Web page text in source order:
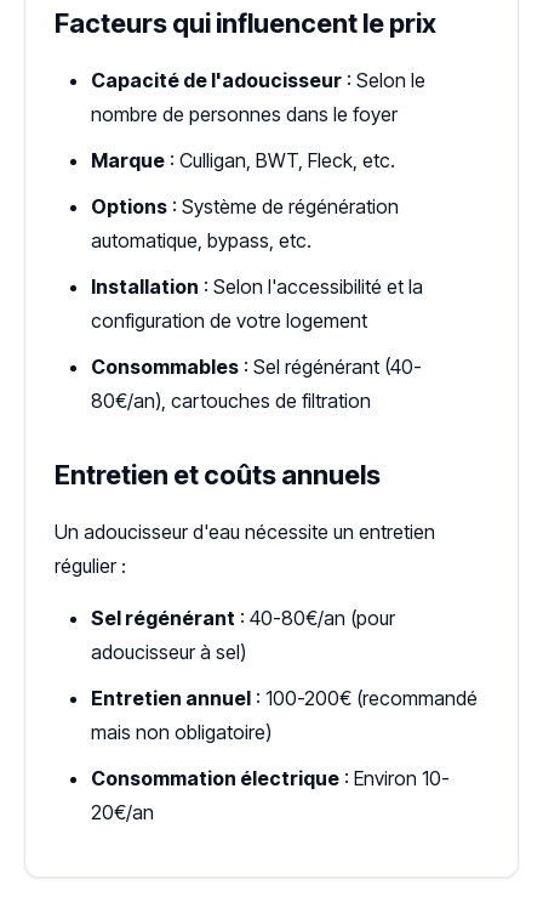
Facteurs qui influencent le prix
Capacité de l'adoucisseur : Selon le
nombre de personnes dans le foyer
Marque : Culligan, BWT, Fleck, etc.
Options : Système de régénération
automatique, bypass, etc.
Installation : Selon l'accessibilité et la
configuration de votre logement
Consommables : Sel régénérant (40-
80€/an), cartouches de filtration
Entretien et coûts annuels
Un adoucisseur d'eau nécessite un entretien
régulier :
Sel régénérant : 40-80€/an (pour
adoucisseur à sel)
Entretien annuel : 100-200€ (recommandé
mais non obligatoire)
Consommation électrique : Environ 10-
20€/an